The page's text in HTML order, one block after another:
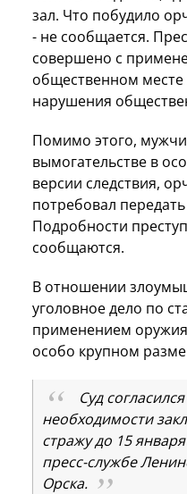
зал. Что побудило
- не сообщается.
совершено с
общественном месте
нарушения
Помимо этого,
вымогательстве в
версии следствия,
потребовал
Подробности
сообщаются.
В отношении
уголовное дело по
применением
особо крупном
Суд
необходимости
стражу до 15
пресс-службе
Орска.